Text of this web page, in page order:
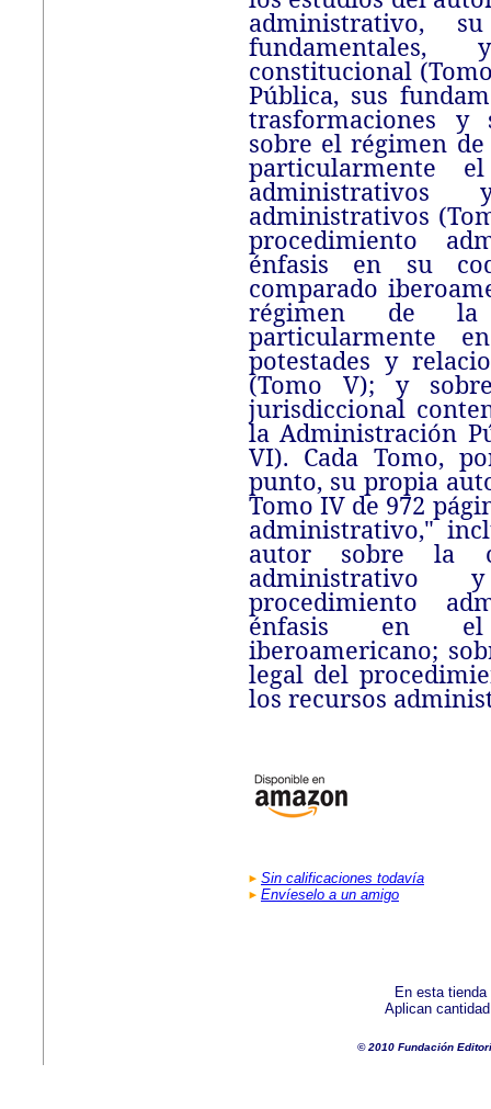
administrativo,
constitucional
Pública, sus
trasformaciones y
sobre el régimen
particularmente
administrativos
procedimiento
énfasis en su
comparado
régimen de la
particularmente
potestades y
(Tomo V); y
jurisdiccional
la Administración
VI). Cada Tomo,
punto, su propia
Tomo IV de 972
administrativo,"
autor sobre la
administrativo
procedimiento
énfasis en el
iberoamericano;
legal del
los recursos
Sin calificaciones todavía
Envíeselo a un amigo
En esta
Aplican
© 2010 Fundación